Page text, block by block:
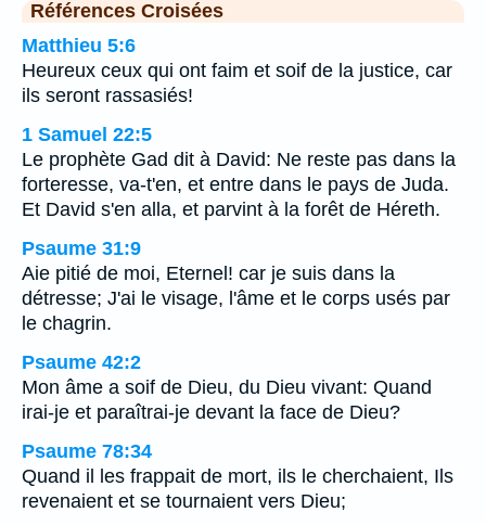
Références Croisées
Matthieu 5:6
Heureux ceux qui ont faim et soif de la justice, car
ils seront rassasiés!
1 Samuel 22:5
Le prophète Gad dit à David: Ne reste pas dans la
forteresse, va-t'en, et entre dans le pays de Juda.
Et David s'en alla, et parvint à la forêt de Héreth.
Psaume 31:9
Aie pitié de moi, Eternel! car je suis dans la
détresse; J'ai le visage, l'âme et le corps usés par
le chagrin.
Psaume 42:2
Mon âme a soif de Dieu, du Dieu vivant: Quand
irai-je et paraîtrai-je devant la face de Dieu?
Psaume 78:34
Quand il les frappait de mort, ils le cherchaient, Ils
revenaient et se tournaient vers Dieu;